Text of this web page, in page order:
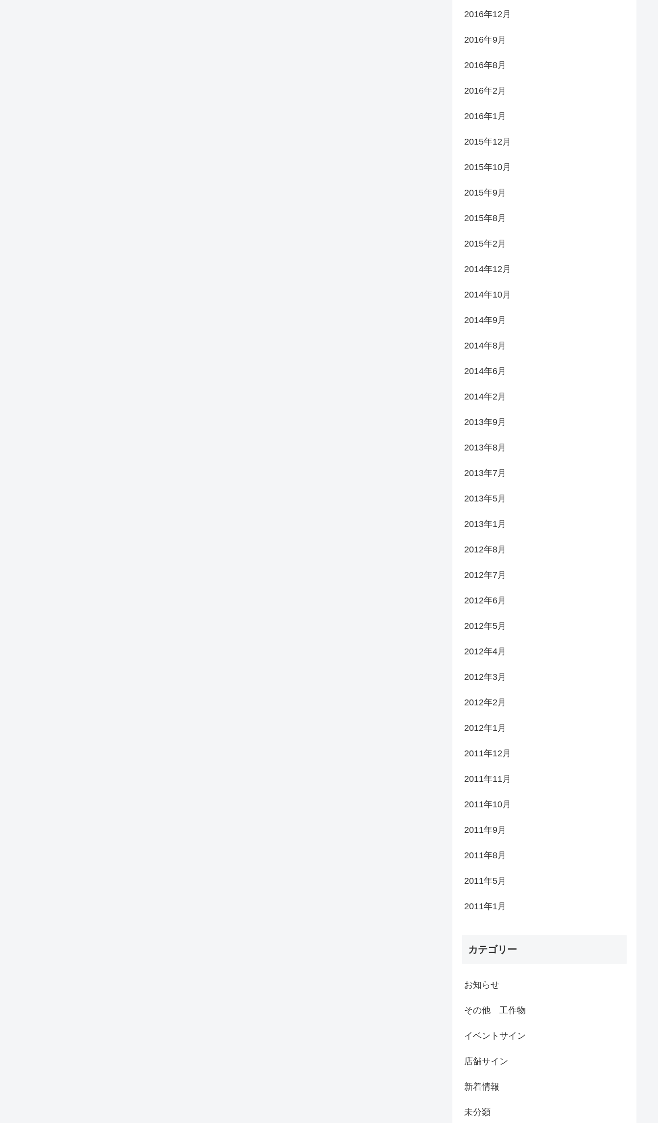
2016年12月
2016年9月
2016年8月
2016年2月
2016年1月
2015年12月
2015年10月
2015年9月
2015年8月
2015年2月
2014年12月
2014年10月
2014年9月
2014年8月
2014年6月
2014年2月
2013年9月
2013年8月
2013年7月
2013年5月
2013年1月
2012年8月
2012年7月
2012年6月
2012年5月
2012年4月
2012年3月
2012年2月
2012年1月
2011年12月
2011年11月
2011年10月
2011年9月
2011年8月
2011年5月
2011年1月
カテゴリー
お知らせ
その他 工作物
イベントサイン
店舗サイン
新着情報
未分類